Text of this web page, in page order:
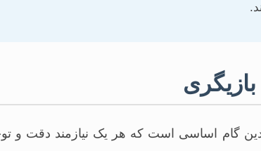
گام اساسی است که هر یک نیازمند دقت و